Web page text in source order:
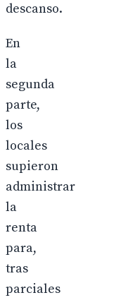
descanso.
En
la
segunda
parte,
los
locales
supieron
administrar
la
renta
para,
tras
parciales